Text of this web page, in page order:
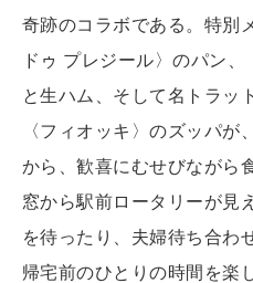
自分を
いい人
奇跡のコラボである。特別
ドゥ プレジール〉のパン
と生ハム、そして名トラッ
〈フィオッキ〉のズッパ
から、歓喜にむせびながら
窓から駅前ロータリーが見
を待ったり、夫婦待ち合わ
帰宅前のひとりの時間を楽